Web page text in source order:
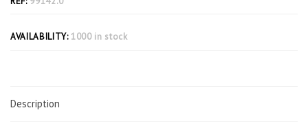
AVAILABILITY: 1000 in stock
Description